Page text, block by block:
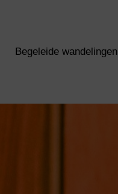
Begeleide wandelingen